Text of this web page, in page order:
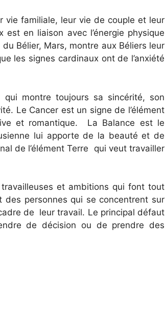
vie familiale, leur vie de couple et leur
en liaison avec l’énergie physique
Bélier, Mars, montre aux Béliers leur
les signes cardinaux ont de l’anxiété
montre toujours sa sincérité, son
Le Cancer est un signe de l’élément
et romantique. La Balance est le
lui apporte de la beauté et de
de l’élément Terre qui veut travailler
et ambitions qui font tout
personnes qui se concentrent sur
de leur travail. Le principal défaut
de décision ou de prendre des